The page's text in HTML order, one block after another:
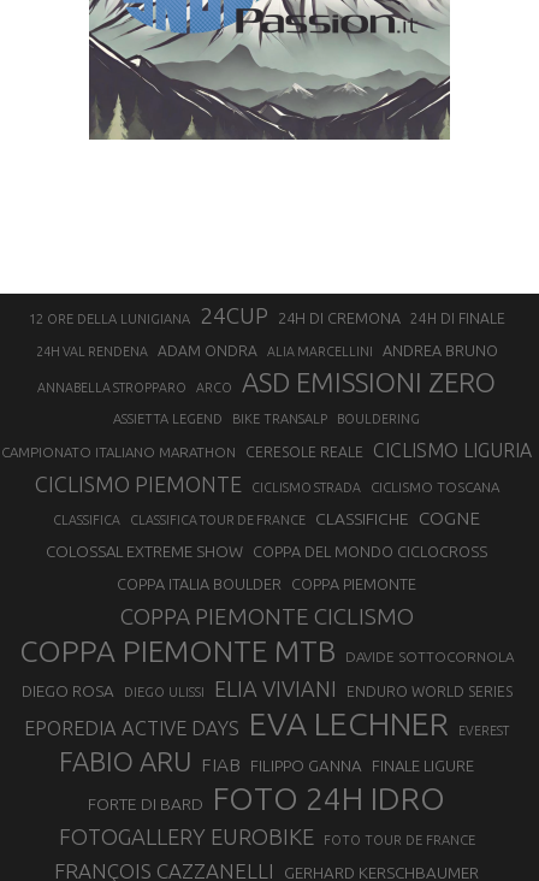
12 ORE DELLA LUNIGIANA 24CUP 24H DI CREMONA 24H DI FINALE
24H VAL RENDENA ADAM ONDRA ALIA MARCELLINI ANDREA BRUNO
ANNABELLA STROPPARO ARCO ASD EMISSIONI ZERO
ASSIETTA LEGEND BIKE TRANSALP BOULDERING
CAMPIONATO ITALIANO MARATHON CERESOLE REALE CICLISMO LIGURIA
CICLISMO PIEMONTE CICLISMO STRADA CICLISMO TOSCANA
CLASSIFICA CLASSIFICA TOUR DE FRANCE CLASSIFICHE COGNE
COLOSSAL EXTREME SHOW
COPPA DEL MONDO CICLOCROSS
COPPA ITALIA BOULDER
COPPA PIEMONTE
COPPA PIEMONTE CICLISMO
COPPA PIEMONTE MTB DAVIDE SOTTOCORNOLA
DIEGO ROSA DIEGO ULISSI ELIA VIVIANI ENDURO WORLD SERIES
EPOREDIA ACTIVE DAYS EVA LECHNER EVEREST
FABIO ARU FIAB FILIPPO GANNA FINALE LIGURE
FORTE DI BARD FOTO 24H IDRO
FOTOGALLERY EUROBIKE FOTO TOUR DE FRANCE
FRANÇOIS CAZZANELLI GERHARD KERSCHBAUMER